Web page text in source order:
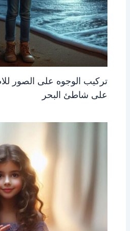
تركيب الوجوه على الصور
على شاطئ البحر